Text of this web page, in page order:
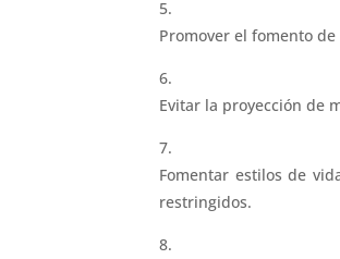
Promover el fomento
Evitar la proyección de
Fomentar estilos de
restringidos.